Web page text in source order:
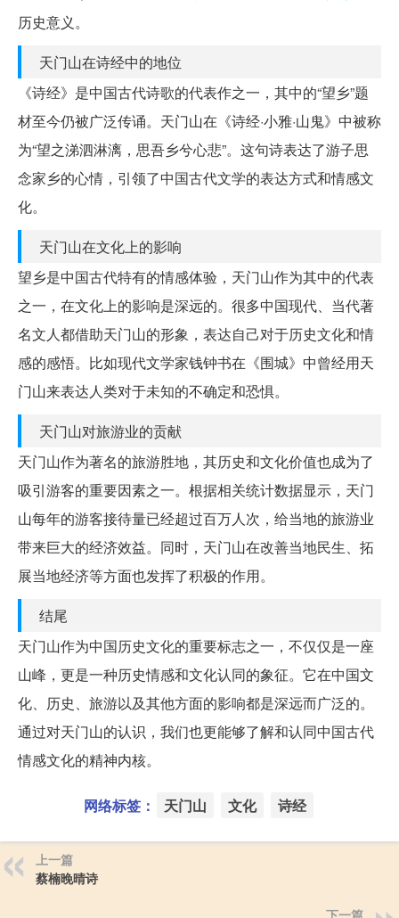
历史意义。
天门山在诗经中的地位
《诗经》是中国古代诗歌的代表作之一，其中的“望乡”题
材至今仍被广泛传诵。天门山在《诗经·小雅·山鬼》中被称
为“望之涕泗淋漓，思吾乡兮心悲”。这句诗表达了游子思
念家乡的心情，引领了中国古代文学的表达方式和情感文
化。
天门山在文化上的影响
望乡是中国古代特有的情感体验，天门山作为其中的代表
之一，在文化上的影响是深远的。很多中国现代、当代著
名文人都借助天门山的形象，表达自己对于历史文化和情
感的感悟。比如现代文学家钱钟书在《围城》中曾经用天
门山来表达人类对于未知的不确定和恐惧。
天门山对旅游业的贡献
天门山作为著名的旅游胜地，其历史和文化价值也成为了
吸引游客的重要因素之一。根据相关统计数据显示，天门
山每年的游客接待量已经超过百万人次，给当地的旅游业
带来巨大的经济效益。同时，天门山在改善当地民生、拓
展当地经济等方面也发挥了积极的作用。
结尾
天门山作为中国历史文化的重要标志之一，不仅仅是一座
山峰，更是一种历史情感和文化认同的象征。它在中国文
化、历史、旅游以及其他方面的影响都是深远而广泛的。
通过对天门山的认识，我们也更能够了解和认同中国古代
情感文化的精神内核。
网络标签： 天门山 文化 诗经
上一篇
蔡楠晚晴诗